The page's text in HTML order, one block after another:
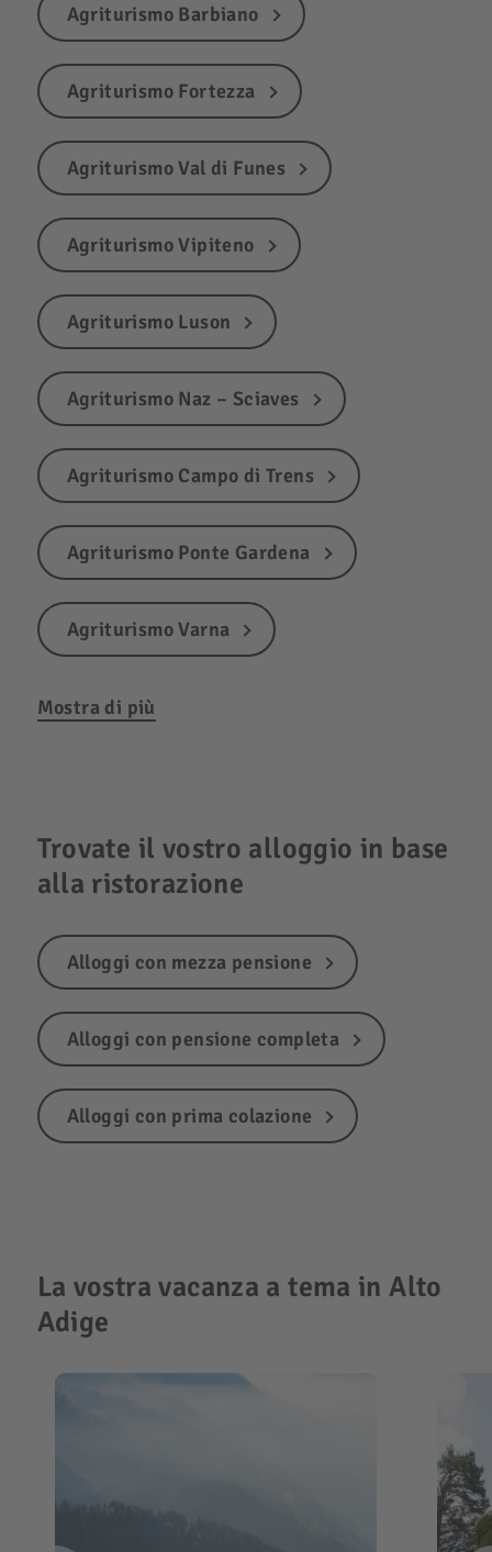
Agriturismo Barbiano
Agriturismo Fortezza
Agriturismo Val di Funes
Agriturismo Vipiteno
Agriturismo Luson
Agriturismo Naz – Sciaves
Agriturismo Campo di Trens
Agriturismo Ponte Gardena
Agriturismo Varna
Mostra di più
Trovate il vostro alloggio in base
alla ristorazione
Alloggi con mezza pensione
Alloggi con pensione completa
Alloggi con prima colazione
La vostra vacanza a tema in Alto
Adige